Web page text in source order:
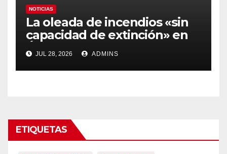
NOTICIAS
La oleada de incendios «sin
capacidad de extinción» en
Ávila y al oeste de Madrid
obliga a declarar la
emergencia nacional
JUL 28, 2026 ADMINS
ETIQUETAS